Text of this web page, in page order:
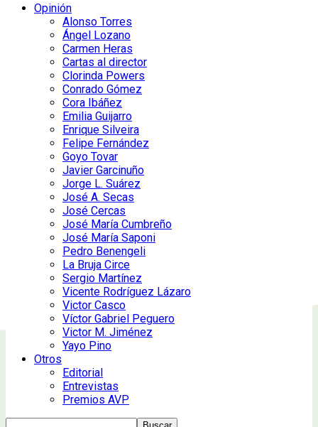
Opinión
Alonso Torres
Ángel Lozano
Carmen Heras
Cartas al director
Clorinda Powers
Conrado Gómez
Cora Ibáñez
Emilia Guijarro
Enrique Silveira
Felipe Fernández
Goyo Tovar
Javier Garcinuño
Jorge L. Suárez
José A. Secas
José Cercas
José María Cumbreño
José María Saponi
Pedro Benengeli
La Bruja Circe
Sergio Martínez
Vicente Rodríguez Lázaro
Victor Casco
Víctor Gabriel Peguero
Victor M. Jiménez
Yayo Pino
Otros
Editorial
Entrevistas
Premios AVP